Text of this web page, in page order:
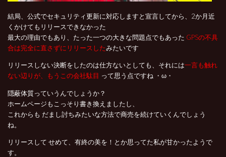
結局、公式でセキュリティ更新に対応しますと宣言してから、2か月近
くかけてもリリースできなかった
最大の理由でもあり、たった一つの大きな問題点でもあった GPSの不具
合は完全に直さずにリリースしたみたいです
リリースしない決断をしたのは仕方ないとしても、それには一言も触れ
ない辺りが、もうこの会社駄目 って思う点ですね ・ω・
隠蔽体質っていうんでしょうか？
ホームページもこっそり書き換えましたし、
これからも だまし討ちみたいな方法で商売を続けていくんでしょう
ね。
リリースして せめて、有終の美を！とか思ってた私が甘かったようで
す。